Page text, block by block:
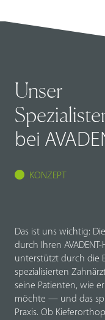
Unser
bei
KONZEPT
Das ist uns wichtig:
durch Ihren
unterstützt durch die
spezialisierten
seine Patienten, wie
möchte — und das
Praxis. Ob